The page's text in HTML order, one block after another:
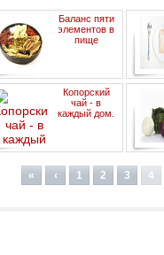
Баланс пяти
элементов в
пище
Копорский
чай - в
каждый дом.
« ‹ 1 2 3 4